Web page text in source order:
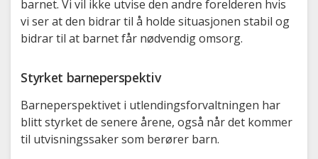
barnet. Vi vil ikke utvise den andre forelderen hvis
vi ser at den bidrar til å holde situasjonen stabil og
bidrar til at barnet får nødvendig omsorg.
Styrket barneperspektiv
Barneperspektivet i utlendingsforvaltningen har
blitt styrket de senere årene, også når det kommer
til utvisningssaker som berører barn.